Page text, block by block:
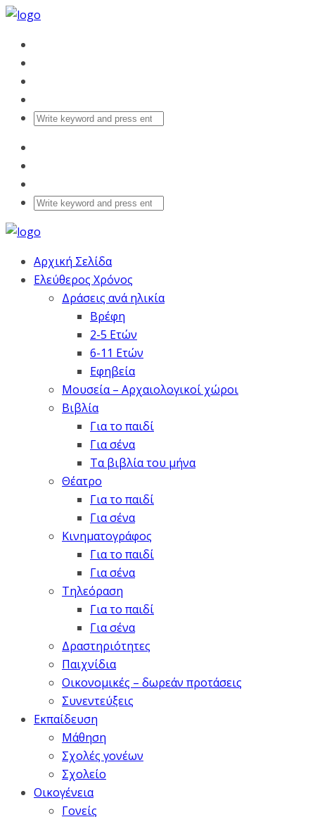
Αρχική Σελίδα
Ελεύθερος Χρόνος
Δράσεις ανά ηλικία
Βρέφη
2-5 Ετών
6-11 Ετών
Εφηβεία
Μουσεία – Αρχαιολογικοί χώροι
Βιβλία
Για το παιδί
Για σένα
Τα βιβλία του μήνα
Θέατρο
Για το παιδί
Για σένα
Κινηματογράφος
Για το παιδί
Για σένα
Τηλεόραση
Για το παιδί
Για σένα
Δραστηριότητες
Παιχνίδια
Οικονομικές – δωρεάν προτάσεις
Συνεντεύξεις
Εκπαίδευση
Μάθηση
Σχολές γονέων
Σχολείο
Οικογένεια
Γονείς